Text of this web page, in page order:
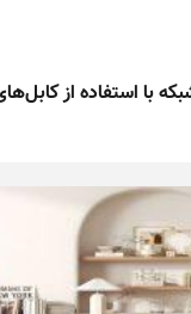
با استفاده از